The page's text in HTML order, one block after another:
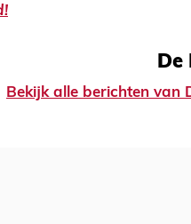
De
Bekijk alle berichten van